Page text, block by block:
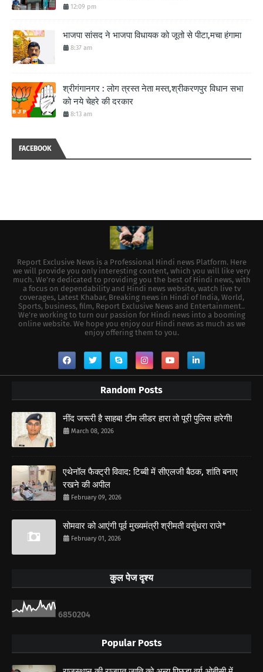
12:09 pm
भाजपा सांसद ने भाजपा विधायक को जूतो से पीटा,मचा हंगामा
8:37 am
श्रीगंगानगर : लोग त्रस्त नेता मस्त,श्रीकरणपुर विधान सभा
को नये चेहरे की दरकार
8:13 am
FACEBOOK
Report Exclusive News is a Professional Hindi news Platform. Here
we will provide you only interesting content, which you will like very
much. We're dedicated to providing you the best of Hindi news, with
a focus on dependability and Hindi news website, watch live tv
coverages, Latest Khabar, Breaking news in Hindi of India, World,
Sports, business, film, Report Exclusive News and Entertainment..
We're working to turn our passion for Hindi news into a booming
online website. We hope you enjoy our Hindi news as much as we
enjoy offering them to you.
Random Posts
नींद जरूरी है साहब! टीम लीडर हारा तो पूरी पुलिस हारेगी!
March 08, 2026
एथेनॉल फैक्ट्री विवाद: टिब्बी में सीएलजी बैठक, शांति बनाए
रखने की अपील
February 09, 2026
सोमवार को आएंगी पूर्व मुख्यमंत्री श्रीमती वसुंधरा राजे*
February 01, 2026
कुल पेज दृश्य
6850204
Popular Posts